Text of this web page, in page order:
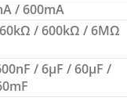
/ 600mA
/ 600kΩ / 6MΩ
/ 6µF / 60µF /